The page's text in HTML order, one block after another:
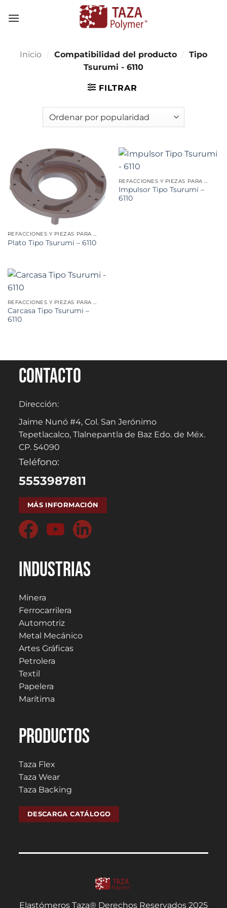
Inicio / Compatibilidad del producto / Tipo
Tsurumi - 6110
FILTRAR
REFACCIONES Y PIEZAS PARA MINERÍA
Plato Tipo Tsurumi – 6110
REFACCIONES Y PIEZAS PARA MINERÍA
Impulsor Tipo Tsurumi –
6110
REFACCIONES Y PIEZAS PARA MINERÍA
Carcasa Tipo Tsurumi –
6110
Contacto
Dirección:
Jaime Nunó #4, Col. San Jerónimo
Tepetlacalco, Tlalnepantla de Baz Edo. de Méx.
CP. 54090
Teléfono:
5553987811
MÁS INFORMACIÓN
Industrias
Minera
Ferrocarrilera
Automotriz
Metal Mecánico
Artes Gráficas
Petrolera
Textil
Papelera
Marítima
PRODUCTOS
Taza Flex
Taza Wear
Taza Backing
DESCARGA CATÁLOGO
Elastómeros Taza® Derechos Reservados 2025